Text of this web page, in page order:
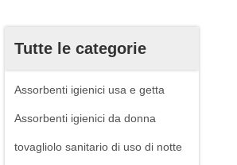
Tutte le categorie
Assorbenti igienici usa e getta
Assorbenti igienici da donna
tovagliolo sanitario di uso di notte